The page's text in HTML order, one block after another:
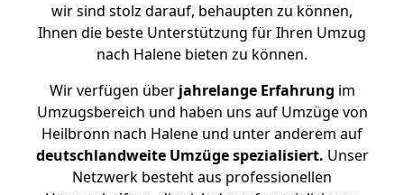
wir sind stolz darauf, behaupten zu können,
Ihnen die beste Unterstützung für Ihren Umzug
nach Halene bieten zu können.
Wir verfügen überjahrelange Erfahrung im
Umzugsbereich und haben uns auf Umzüge von
Heilbronn nach Halene und unter anderem auf
deutschlandweite Umzüge spezialisiert. Unser
Netzwerk besteht aus professionellen